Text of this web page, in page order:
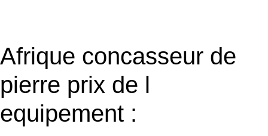
Afrique concasseur de
pierre prix de l
equipement :